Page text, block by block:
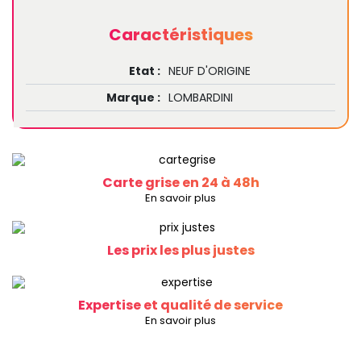
Caractéristiques
Etat : NEUF D'ORIGINE
Marque : LOMBARDINI
Carte grise en 24 à 48h
En savoir plus
Les prix les plus justes
Expertise et qualité de service
En savoir plus